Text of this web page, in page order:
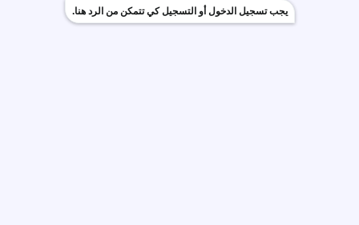
يجب تسجيل الدخول أو التسجيل كي تتمكن من الرد هنا.